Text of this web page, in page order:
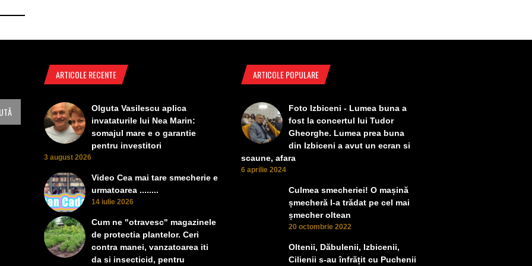
ARTICOLE RECENTE
Olguta Vasilescu aplica
invataturile lui Nea Marin:
somajul mare e o garantie
pentru investitori
3 august 2026
Video Cea mai tare smecherie e
urmatoarea ........
14 iulie 2026
Cum ne "otravesc" magazinele
de protectia plantelor. Ceri
contra manei, vanzatoarea iti
da si insecticid, pentru
ARTICOLE POPULARE
Foto Izbiceni - Lumea buna a
fost la concertul lui Tudor
Gheorghe. Lumea prea buna
din Izbiceni a avut un ecran si
scaune, afara
6 aprilie 2024
Culmea smecheriei! O mașină
șmecheră l-a trădat pe cel mai
șmecher oltean
20 octombrie 2022
Oltenii, Dăbulenii, Izbicenii,
Cilienii s-au înfrățit cu Puchenii